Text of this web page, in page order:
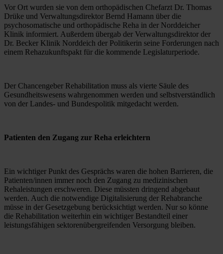
Vor Ort wurden sie von dem orthopädischen Chefarzt Dr. Thomas
Drüke und Verwaltungsdirektor Bernd Hamann über die
psychosomatische und orthopädische Reha in der Norddeicher
Klinik informiert. Außerdem übergab der Verwaltungsdirektor der
Dr. Becker Klinik Norddeich der Politikerin seine Forderungen nach
einem Rehazukunftspakt für die kommende Legislaturperiode.
Der Chancengeber Rehabilitation muss als vierte Säule des
Gesundheitswesens wahrgenommen werden und selbstverständlich
von der Landes- und Bundespolitik mitgedacht werden.
Patienten den Zugang zur Reha erleichtern
Ein wichtiger Punkt des Gesprächs waren die hohen Barrieren, die
Patienten/innen immer noch den Zugang zu medizinischen
Rehaleistungen erschweren. Diese müssten dringend abgebaut
werden. Auch die notwendige Digitalisierung der Rehabranche
müsse in der Gesetzgebung berücksichtigt werden. Nur so könne
die Rehabilitation weiterhin ein wichtiger Bestandteil einer
leistungsfähigen sektorenübergreifenden Versorgung bleiben.